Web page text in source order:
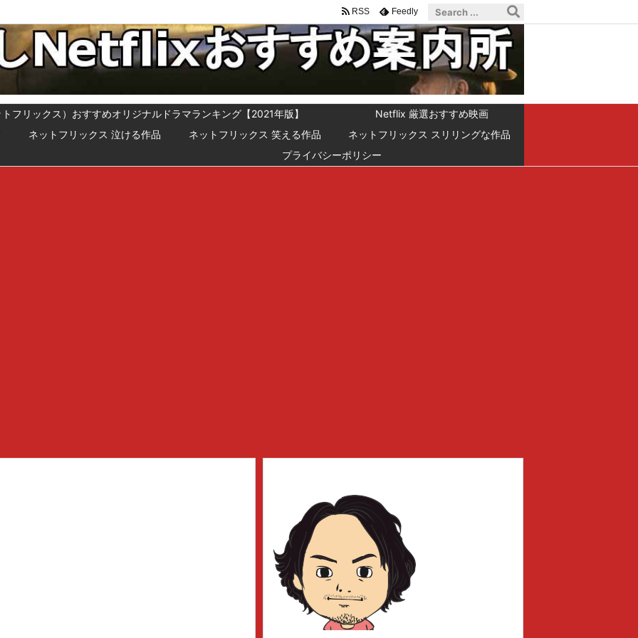
フリックス）おすすめオリジナルドラマランキング【2021年版】
Netflix 厳選おすすめ映画
ネットフリックス 泣ける作品 ネットフリックス 笑える作品
ネットフリックス スリリングな作品
プライバシーポリシー
RSS Feedly